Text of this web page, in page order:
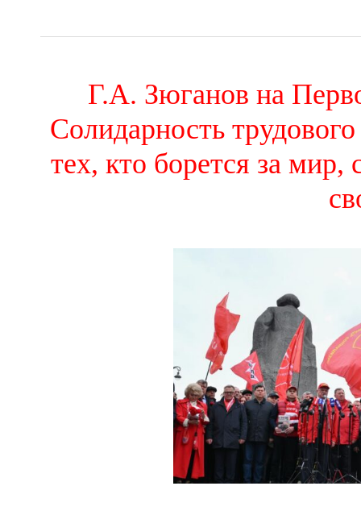
Г.А. Зюганов на
Солидарность
тех, кто борется за